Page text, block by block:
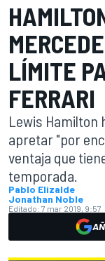
LÍMITE
FERRARI
Lewis Hamilton
apretar "por
ventaja que
temporada.
Pablo Elizalde
Jonathan Noble
Editado: 7 mar 2019, 9:57